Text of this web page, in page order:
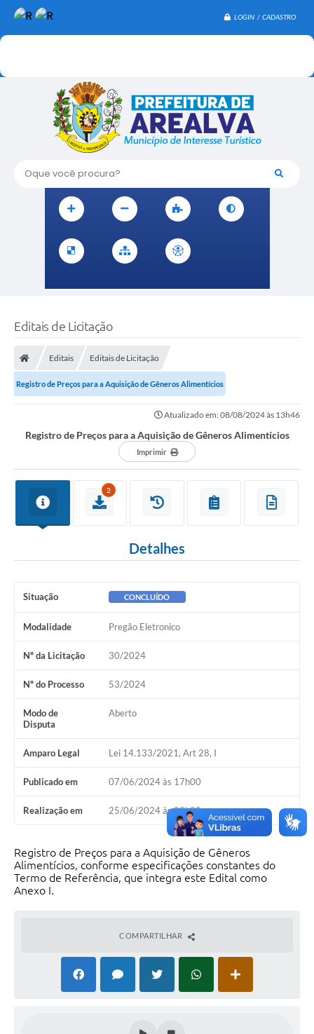
LOGIN / CADASTRO
Oque você procura?
Editais de Licitação
Editais Editais de Licitação
Registro de Preços para a Aquisição de Gêneros Alimentícios
Atualizado em: 08/08/2024 às 13h46
Registro de Preços para a Aquisição de Gêneros Alimentícios
Imprimir
2
Detalhes
Situação CONCLUÍDO
Modalidade Pregão Eletronico
Nº da Licitação 30/2024
Nº do Processo 53/2024
Modo de
Disputa
Aberto
Amparo Legal Lei 14.133/2021, Art 28, I
Publicado em 07/06/2024 às 17h00
Realização em 25/06/2024 às 09h00
Registro de Preços para a Aquisição de Gêneros
Alimentícios, conforme especificações constantes do
Termo de Referência, que integra este Edital como
Anexo I.
COMPARTILHAR